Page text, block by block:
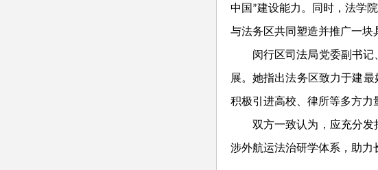
中国”建设能力。同时，法学
与法务区共同塑造并推广一块
闵行区司法局党委副书
展。她指出法务区致力于建
积极引进高校、律所等多方力
双方一致认为，应充分
涉外航运法治研学体系，助力